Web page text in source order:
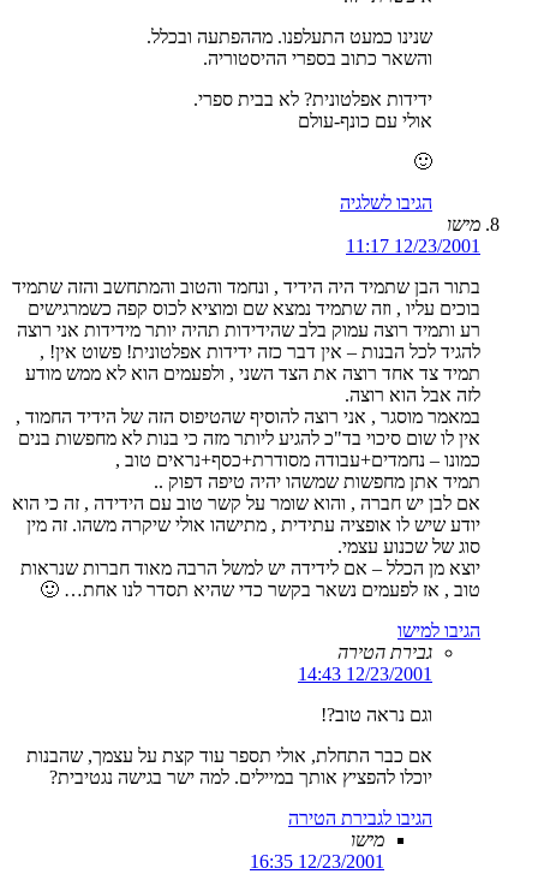
שנינו כמעט התעלפנו. מההפתעה ובכלל.
והשאר כתוב בספרי ההיסטוריה.
ידידות אפלטונית? לא בבית ספרי.
אולי עם כונף-עולם
🙂
הגיבו לשלגיה
מישו
12/23/2001 11:17
בתור הבן שתמיד היה הידיד , ונחמד והטוב והמתחשב והזה שתמיד
בוכים עליו , וזה שתמיד נמצא שם ומוציא לכוס קפה כשמרגישים
רע ותמיד רוצה עמוק בלב שהידידות תהיה יותר מידידות אני רוצה
להגיד לכל הבנות – אין דבר כזה ידידות אפלטונית! פשוט אין! ,
תמיד צד אחד רוצה את הצד השני , ולפעמים הוא לא ממש מודע
לזה אבל הוא רוצה.
במאמר מוסגר , אני רוצה להוסיף שהטיפוס הזה של הידיד החמוד ,
אין לו שום סיכוי בד"כ להגיע ליותר מזה כי בנות לא מחפשות בנים
כמונו – נחמדים+עבודה מסודרת+כסף+נראים טוב ,
תמיד אתן מחפשות שמשהו יהיה טיפה דפוק ..
אם לבן יש חברה , והוא שומר על קשר טוב עם הידידה , זה כי הוא
יודע שיש לו אופציה עתידית , מתישהו אולי שיקרה משהו. זה מין
סוג של שכנוע עצמי.
יוצא מן הכלל – אם לידידה יש למשל הרבה מאוד חברות שנראות
טוב , אז לפעמים נשאר בקשר כדי שהיא תסדר לנו אחת… 🙂
הגיבו למישו
גבירת הטירה
12/23/2001 14:43
וגם נראה טוב?!
אם כבר התחלת, אולי תספר עוד קצת על עצמך, שהבנות
יוכלו להפציץ אותך במיילים. למה ישר בגישה נגטיבית?
הגיבו לגבירת הטירה
מישו
12/23/2001 16:35